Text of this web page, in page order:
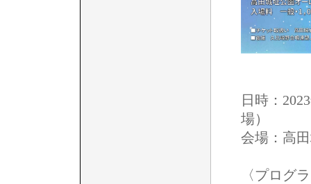
日時：
場）
会場：高
〈プログ